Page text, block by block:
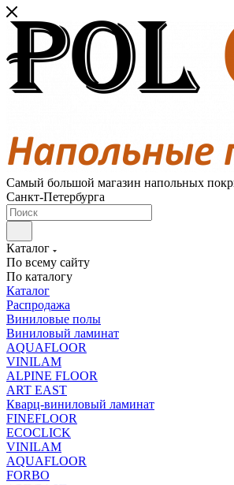
Самый большой магазин напольных
Санкт-Петербурга
Каталог
По всему сайту
По каталогу
Каталог
Распродажа
Виниловые полы
Виниловый ламинат
AQUAFLOOR
VINILAM
ALPINE FLOOR
ART EAST
Кварц-виниловый ламинат
FINEFLOOR
ECOCLICK
VINILAM
AQUAFLOOR
FORBO